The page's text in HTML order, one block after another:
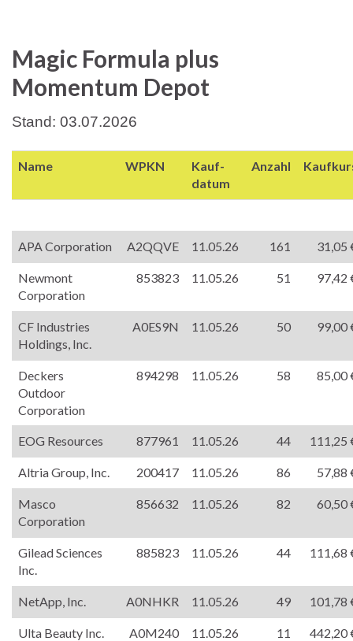
Magic Formula plus
Momentum Depot
Stand: 03.07.2026
Name WPKN
Kauf-
datum
Anzahl
APA Corporation A2QQVE 11.05.26 161 31,05
Newmont
Corporation
853823 11.05.26 51 97,42
CF Industries
Holdings, Inc.
A0ES9N 11.05.26 50 99,00
Deckers
Outdoor
Corporation
894298 11.05.26 58 85,00
EOG Resources 877961 11.05.26 44 111,25
Altria Group, Inc. 200417 11.05.26 86 57,88
Masco
Corporation
856632 11.05.26 82 60,50
Gilead Sciences
Inc.
885823 11.05.26 44 111,68
NetApp, Inc. A0NHKR 11.05.26 49 101,78
Ulta Beauty Inc. A0M240 11.05.26 11 442,20